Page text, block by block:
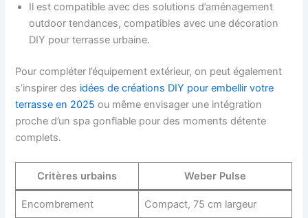
Il est compatible avec des solutions d’aménagement
outdoor tendances, compatibles avec une décoration
DIY pour terrasse urbaine.
Pour compléter l’équipement extérieur, on peut également
s’inspirer des idées de créations DIY pour embellir votre
terrasse en 2025 ou même envisager une intégration
proche d’un spa gonflable pour des moments détente
complets.
Critères urbains Weber Pulse
Encombrement Compact, 75 cm largeur